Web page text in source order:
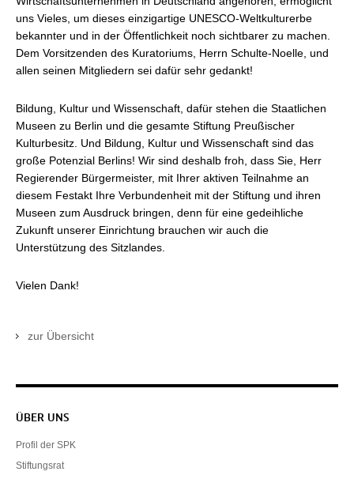
uns Vieles, um dieses einzigartige UNESCO-Weltkulturerbe
bekannter und in der Öffentlichkeit noch sichtbarer zu machen.
Dem Vorsitzenden des Kuratoriums, Herrn Schulte-Noelle, und
allen seinen Mitgliedern sei dafür sehr gedankt!
Bildung, Kultur und Wissenschaft, dafür stehen die Staatlichen
Museen zu Berlin und die gesamte Stiftung Preußischer
Kulturbesitz. Und Bildung, Kultur und Wissenschaft sind das
große Potenzial Berlins! Wir sind deshalb froh, dass Sie, Herr
Regierender Bürgermeister, mit Ihrer aktiven Teilnahme an
diesem Festakt Ihre Verbundenheit mit der Stiftung und ihren
Museen zum Ausdruck bringen, denn für eine gedeihliche
Zukunft unserer Einrichtung brauchen wir auch die
Unterstützung des Sitzlandes.
Vielen Dank!
zur Übersicht
Servicenavigation
ÜBER UNS
Profil der SPK
Stiftungsrat